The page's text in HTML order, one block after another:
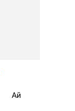
Ай